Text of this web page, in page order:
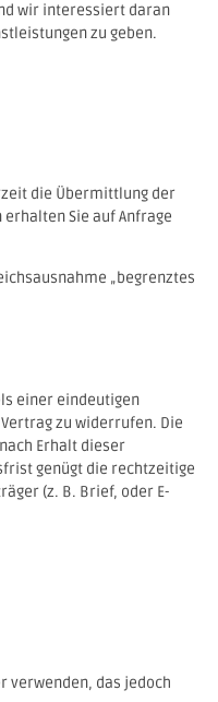
wir interessiert daran
zu geben.
die Übermittlung der
Sie auf Anfrage
„begrenztes
einer eindeutigen
zu widerrufen. Die
Erhalt dieser
genügt die rechtzeitige
(z. B. Brief, oder E-
verwenden, das jedoch